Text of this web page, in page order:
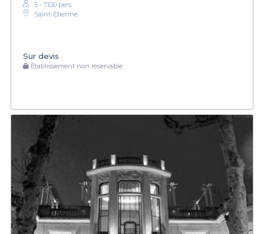
5 - 7100 pers.
Saint-Étienne
Sur devis
Établissement non réservable